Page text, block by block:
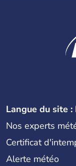
Langue du site :
Nos experts
Certificat
Alerte météo